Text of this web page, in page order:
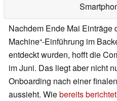
Nachdem Ende Mai Einträge
Machine“-Einführung im
entdeckt wurden, hofft die
im Juni. Das liegt aber nicht
Onboarding nach einer
aussieht. Wiebereits berichtet